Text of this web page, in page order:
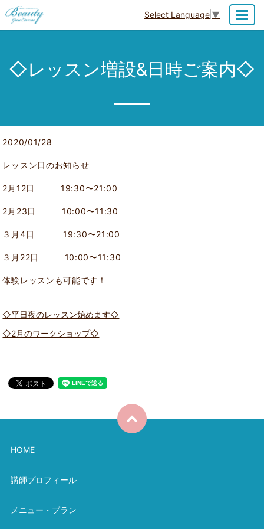
Select Language ▼
◇レッスン増設&日時ご案内◇
2020/01/28
レッスン日のお知らせ
2 月 12日19:30〜21:00
2 月 23日10:00〜11:30
３月 4日 19:30〜21:00
３月 22日 10:00〜11:30
体験レッスンも可能です！
◇平日夜のレッスン始めます◇
◇2月のワークショップ◇
HOME
講師プロフィール
メニュー・プラン